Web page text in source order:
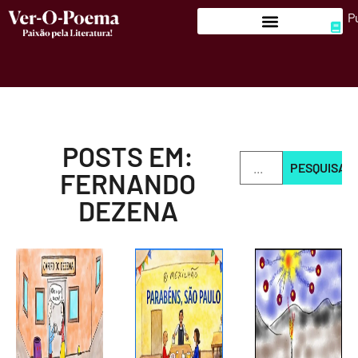
POSTS EM:
FERNANDO
DEZENA
PESQUISAR